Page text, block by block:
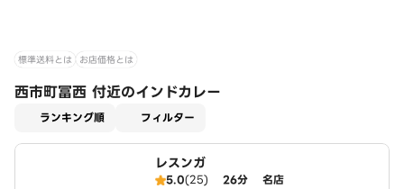
標準送料とは お店価格とは
西市町冨西 付近のインドカレー
ランキング順 フィルター
レスンガ
5.0(25) 26分 名店